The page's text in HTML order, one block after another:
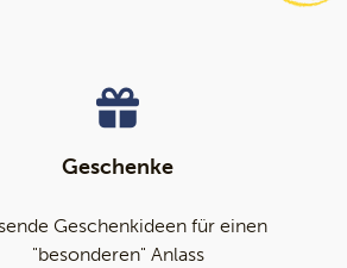
Geschenke
Geschenkideen für einen
"besonderen" Anlass